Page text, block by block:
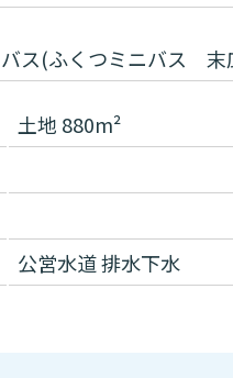
バス(ふくつミニバス 末
土地 880m²
公営水道排水下水